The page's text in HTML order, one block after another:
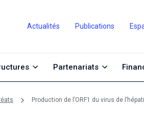
Actualités Publications
Partenariats
Production de l’ORF1 du virus de